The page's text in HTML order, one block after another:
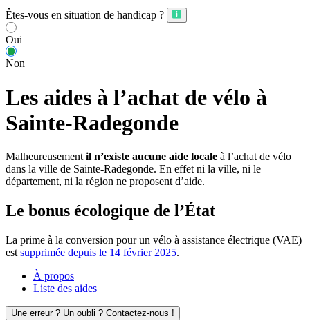
Êtes-vous en situation de handicap ?
Oui
Non
Les aides à l’achat de vélo à
Sainte-Radegonde
Malheureusement il n’existe aucune aide locale à l’achat de vélo
dans la ville de Sainte-Radegonde. En effet ni la ville, ni le
département, ni la région ne proposent d’aide.
Le bonus écologique de l’État
La prime à la conversion pour un vélo à assistance électrique (VAE)
est supprimée depuis le 14 février 2025.
À propos
Liste des aides
Une erreur ? Un oubli ? Contactez-nous !